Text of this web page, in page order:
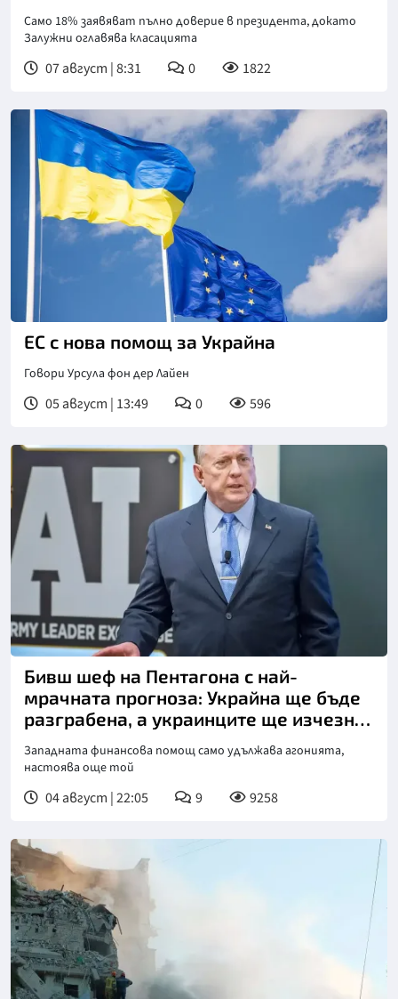
Само 18% заявяват пълно доверие в президента, докато
Залужни оглавява класацията
07 август | 8:31 0 1822
ЕС с нова помощ за Украйна
Говори Урсула фон дер Лайен
05 август | 13:49 0 596
Бивш шеф на Пентагона с най-
мрачната прогноза: Украйна ще бъде
разграбена, а украинците ще изчезнат
като народ!
Западната финансова помощ само удължава агонията,
настоява още той
04 август | 22:05 9 9258